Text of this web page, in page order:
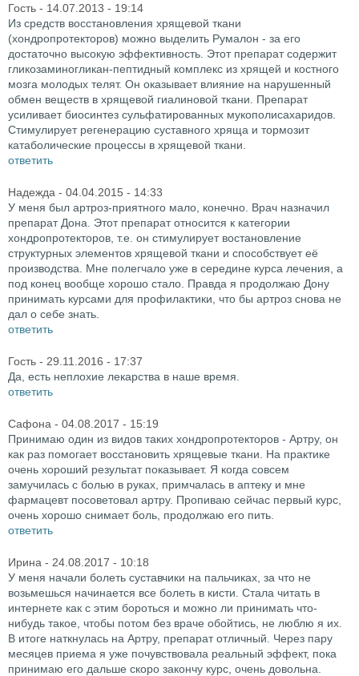
Гость - 14.07.2013 - 19:14
Из средств восстановления хрящевой ткани
(хондропротекторов) можно выделить Румалон - за его
достаточно высокую эффективность. Этот препарат содержит
гликозаминогликан-пептидный комплекс из хрящей и костного
мозга молодых телят. Он оказывает влияние на нарушенный
обмен веществ в хрящевой гиалиновой ткани. Препарат
усиливает биосинтез сульфатированных мукополисахаридов.
Стимулирует регенерацию суставного хряща и тормозит
катаболические процессы в хрящевой ткани.
ответить
Надежда - 04.04.2015 - 14:33
У меня был артроз-приятного мало, конечно. Врач назначил
препарат Дона. Этот препарат относится к категории
хондропротекторов, т.е. он стимулирует востановление
структурных элементов хрящевой ткани и способствует её
производства. Мне полегчало уже в середине курса лечения, а
под конец вообще хорошо стало. Правда я продолжаю Дону
принимать курсами для профилактики, что бы артроз снова не
дал о себе знать.
ответить
Гость - 29.11.2016 - 17:37
Да, есть неплохие лекарства в наше время.
ответить
Сафона - 04.08.2017 - 15:19
Принимаю один из видов таких хондропротекторов - Артру, он
как раз помогает восстановить хрящевые ткани. На практике
очень хороший результат показывает. Я когда совсем
замучилась с болью в руках, примчалась в аптеку и мне
фармацевт посоветовал артру. Пропиваю сейчас первый курс,
очень хорошо снимает боль, продолжаю его пить.
ответить
Ирина - 24.08.2017 - 10:18
У меня начали болеть суставчики на пальчиках, за что не
возьмешься начинается все болеть в кисти. Стала читать в
интернете как с этим бороться и можно ли принимать что-
нибудь такое, чтобы потом без враче обойтись, не люблю я их.
В итоге наткнулась на Артру, препарат отличный. Через пару
месяцев приема я уже почувствовала реальный эффект, пока
принимаю его дальше скоро закончу курс, очень довольна.